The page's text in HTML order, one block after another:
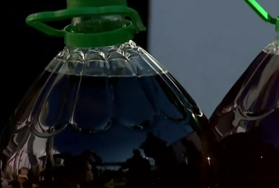
de 2024, 16:28 WhatsappFacebook Linkedin
de las medidas anticrisis para paliar
la subida de precios de
por la guerra de Ucrania llega a su fin.
Desde el estallido del
Gobierno ha ido prorrogando la rebaja del IVA, la última desde el
julio con fecha de fin el próximo 30 de septiembre.